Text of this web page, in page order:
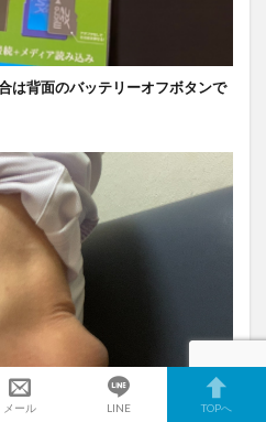
は背面のバッテリーオフボタンで
ニックさんへ
メール LINE TOPへ